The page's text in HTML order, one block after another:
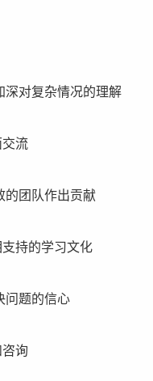
深对复杂情况的理解
交流
的团队作出贡献
持的学习文化
问题的信心
询